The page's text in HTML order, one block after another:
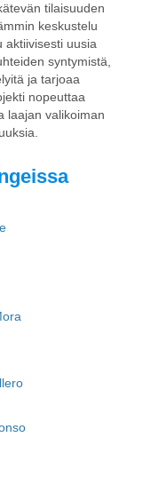
tilaisuuden
keskustelu
aktiivisesti uusia
syntymistä,
ja tarjoaa
nopeuttaa
laajan valikoiman